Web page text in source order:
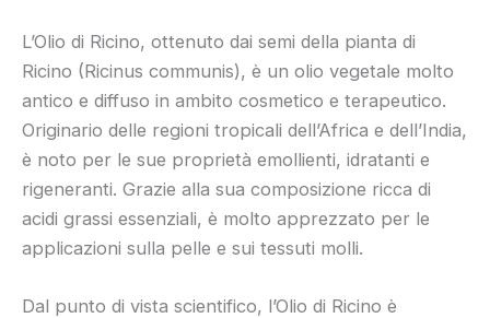
L’Olio di Ricino, ottenuto dai semi della pianta di
Ricino (Ricinus communis), è un olio vegetale molto
antico e diffuso in ambito cosmetico e terapeutico.
Originario delle regioni tropicali dell’Africa e dell’India,
è noto per le sue proprietà emollienti, idratanti e
rigeneranti. Grazie alla sua composizione ricca di
acidi grassi essenziali, è molto apprezzato per le
applicazioni sulla pelle e sui tessuti molli.
Dal punto di vista scientifico, l’Olio di Ricino è